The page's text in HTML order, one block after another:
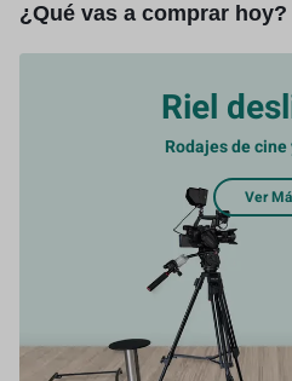
¿Qué vas a comprar hoy?
Riel
Rodajes de
Ver